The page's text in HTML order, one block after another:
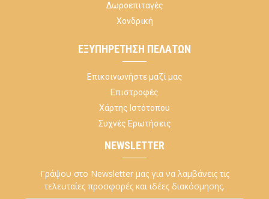
Δωροεπιταγές
Χονδρική
ΕΞΥΠΗΡΈΤΗΣΗ ΠΕΛΑΤΏΝ
Επικοινωνήστε μαζί μας
Επιστροφές
Χάρτης Ιστότοπου
Συχνές Ερωτήσεις
NEWSLETTER
Γράψου στο Newsletter μας για να λαμβάνεις τις
τελευταίες προσφορές και ιδέες διακόσμησης.